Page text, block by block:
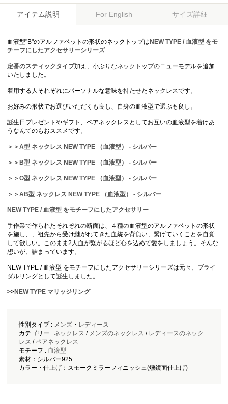
アイテム説明 For English サイズ詳細
血液型"B"のアルファベットの形状のネックトップはNEW TYPE / 血液型 をモ
チーフにしたアクセサリーシリーズ
定番のスティックタイプ加え、小ぶりなネックトップのニューモデルを追加
いたしました。
着用する人それぞれにパーソナルな意味を持たせたネックレスです。
お好みの形状でお選びいただくも良し、自身の血液型で選ぶも良し。
誕生日プレゼントやギフト、ペアネックレスとしてお互いの血液型を着けあ
うなんてのもおススメです。
＞＞A型 ネックレス NEW TYPE （血液型） - シルバー
＞＞B型 ネックレス NEW TYPE （血液型） - シルバー
＞＞O型 ネックレス NEW TYPE （血液型） - シルバー
＞＞AB型 ネックレス NEW TYPE （血液型） - シルバー
NEW TYPE / 血液型 をモチーフにしたアクセサリー
手作業で作られたそれぞれの断面は、４種の血液型のアルファベットの形状
を施し、、祖先から受け継がれてきた血統を背負い、繋げていくことを自覚
して欲しい。このまま2人血が繋がるほど心を込めて愛をしましょう。そんな
想いが、詰まっています。
NEW TYPE / 血液型 をモチーフにしたアクセサリーシリーズは元々、ブライ
ダルリングとして誕生しました。
>>NEW TYPE マリッジリング
性別タイプ : メンズ・ レディース
カテゴリー : ネックレス / メンズのネックレス / レディースのネック
レス /ペアネックレス
モチーフ : 血液型
素材：シルバー925
カラー・仕上げ：スモークミラーフィニッシュ(燻鏡面仕上げ)